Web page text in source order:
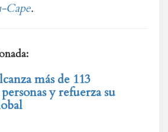
Cape.
más de 113
y refuerza su